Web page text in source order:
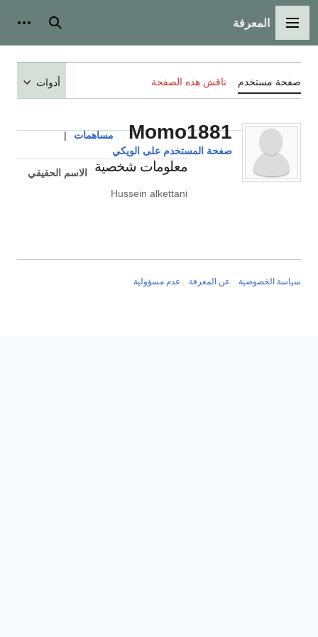
القائمة الرئيسية
المعرفة بحث
صفحة مستخدم ناقش هذه الصفحة أدوات
Momo1881 مساهمات
|
صفحة المستخدم على الويكي
معلومات شخصية
الاسم الحقيقي
Hussein alkettani
سياسة الخصوصية عن المعرفة عدم مسؤولية